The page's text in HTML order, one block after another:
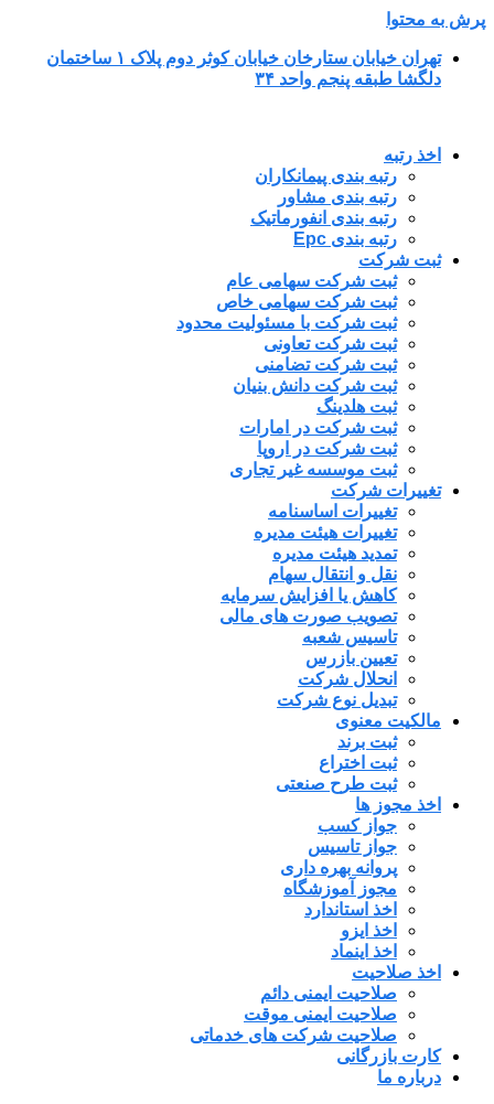
پرش به محتوا
تهران خیابان ستارخان خیابان کوثر دوم پلاک ۱ ساختمان
دلگشا طبقه پنجم واحد ۳۴
اخذ رتبه
رتبه بندی پیمانکاران
رتبه بندی مشاور
رتبه بندی انفورماتیک
رتبه بندی Epc
ثبت شرکت
ثبت شرکت سهامی عام
ثبت شرکت سهامی خاص
ثبت شرکت با مسئولیت محدود
ثبت شرکت تعاونی
ثبت شرکت تضامنی
ثبت شرکت دانش بنیان
ثبت هلدینگ
ثبت شرکت در امارات
ثبت شرکت در اروپا
ثبت موسسه غیر تجاری
تغییرات شرکت
تغییرات اساسنامه
تغییرات هیئت مدیره
تمدید هیئت مدیره
نقل و انتقال سهام
کاهش یا افزایش سرمایه
تصویب صورت های مالی
تاسیس شعبه
تعیین بازرس
انحلال شرکت
تبدیل نوع شرکت
مالکیت معنوی
ثبت برند
ثبت اختراع
ثبت طرح صنعتی
اخذ مجوز ها
جواز کسب
جواز تاسیس
پروانه بهره داری
مجوز آموزشگاه
اخذ استاندارد
اخذ ایزو
اخذ اینماد
اخذ صلاحیت
صلاحیت ایمنی دائم
صلاحیت ایمنی موقت
صلاحیت شرکت های خدماتی
کارت بازرگانی
درباره ما